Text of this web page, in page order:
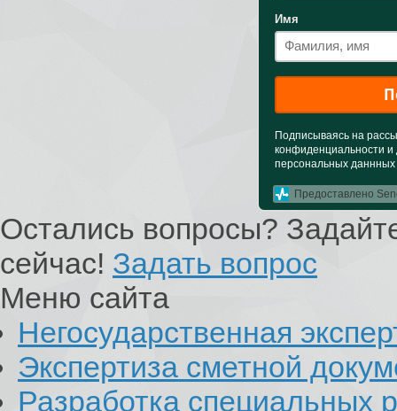
Имя
Подписываясь на
конфиденциальности и
персональных даннных
Предоставлено
Остались вопросы?
сейчас! Задать вопрос
Меню сайта
Негосударственная
Экспертиза сметной
Разработка специальных